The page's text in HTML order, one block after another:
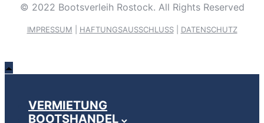
© 2022 Bootsverleih Rostock. All Rights Reserved
IMPRESSUM HAFTUNGSAUSSCHLUSS| DATENSCHUTZ
VERMIETUNG
BOOTSHANDEL